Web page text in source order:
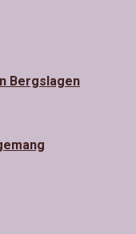
Bergslagen